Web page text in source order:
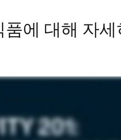
에 대해 자